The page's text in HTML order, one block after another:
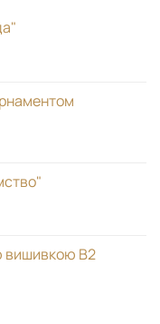
вишивкою В2